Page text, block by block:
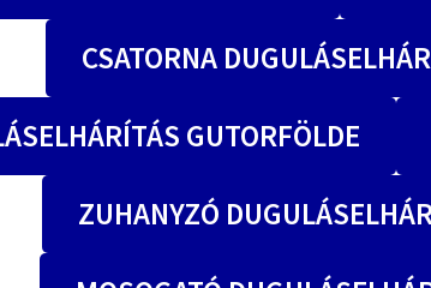
CSATORNA
GUTORFÖLDE
ZUHANYZÓ